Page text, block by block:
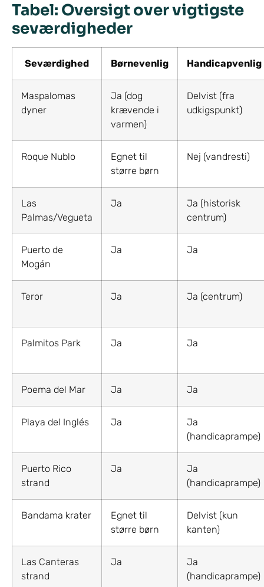
Tabel: Oversigt over vigtigste
seværdigheder
Seværdighed Børnevenlig Handicapvenlig
Maspalomas
dyner
Ja (dog
krævende i
varmen)
Delvist (fra
udkigspunkt)
Roque Nublo
Egnet til
større børn
Nej (vandresti)
Las
Palmas/Vegueta
Ja
Ja (historisk
centrum)
Puerto de
Mogán
Ja Ja
Teror Ja Ja (centrum)
Palmitos Park Ja Ja
Poema del Mar Ja Ja
Playa del Inglés Ja
Ja
(handicaprampe)
Puerto Rico
strand
Ja
Ja
(handicaprampe)
Bandama krater
Egnet til
større børn
Delvist (kun
kanten)
Las Canteras
strand
Ja
Ja
(handicaprampe)